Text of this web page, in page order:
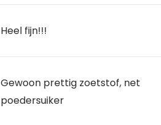
Heel fijn!!!
Gewoon prettig zoetstof, net
poedersuiker